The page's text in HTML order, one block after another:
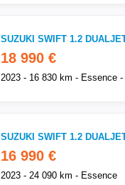
SUZUKI SWIFT 1.2
18 990 €
2023 - 16 830 km - Essence
SUZUKI SWIFT 1.2
16 990 €
2023 - 24 090 km - Essence